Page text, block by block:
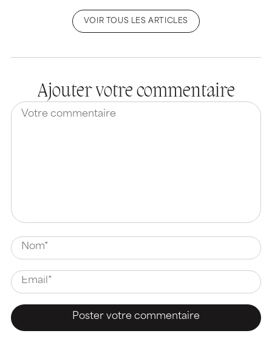
VOIR TOUS LES ARTICLES
Ajouter votre commentaire